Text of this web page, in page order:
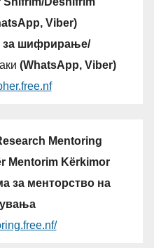
Viber)
за шифрирање/
(WhatsApp, Viber)
Mentoring
Mentorim Kërkimor
за менторство на